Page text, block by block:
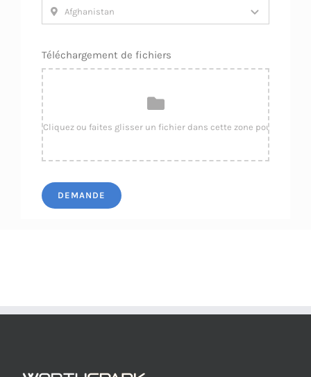
Téléchargement de fichiers
DEMANDE